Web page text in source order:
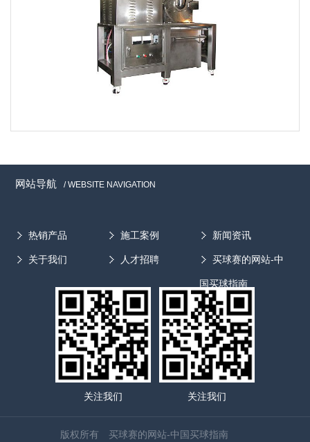
网站导航 / WEBSITE NAVIGATION
热销产品 施工案例 新闻资讯
关于我们 人才招聘 买球赛的网站-中
国买球指南
关注我们 关注我们
版权所有 买球赛的网站-中国买球指南